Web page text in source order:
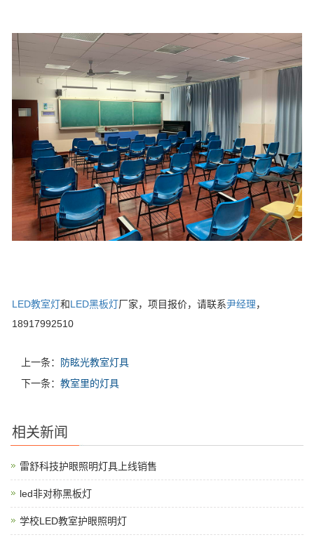
LED教室灯和LED黑板灯厂家，项目报价，请联系尹经理，
18917992510
上一条：
防眩光教室灯具
下一条： 教室里的灯具
相关新闻
雷舒科技护眼照明灯具上线销售
led非对称黑板灯
学校LED教室护眼照明灯